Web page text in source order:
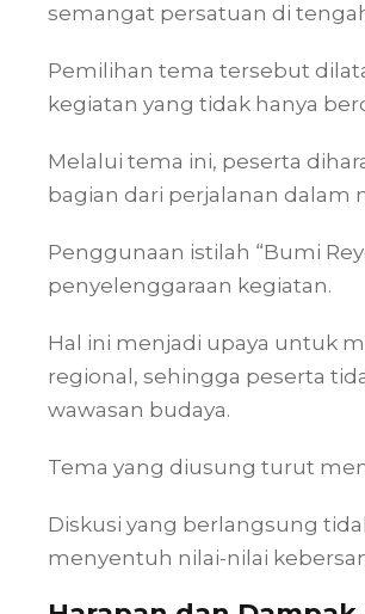
semangat persatuan di
Pemilihan tema tersebut
kegiatan yang tidak hanya
Melalui tema ini, peserta
bagian dari perjalanan dalam
Penggunaan istilah “Bumi
penyelenggaraan kegiatan.
Hal ini menjadi upaya untuk
regional, sehingga peserta
wawasan budaya.
Tema yang diusung turut
Diskusi yang berlangsung
menyentuh nilai-nilai